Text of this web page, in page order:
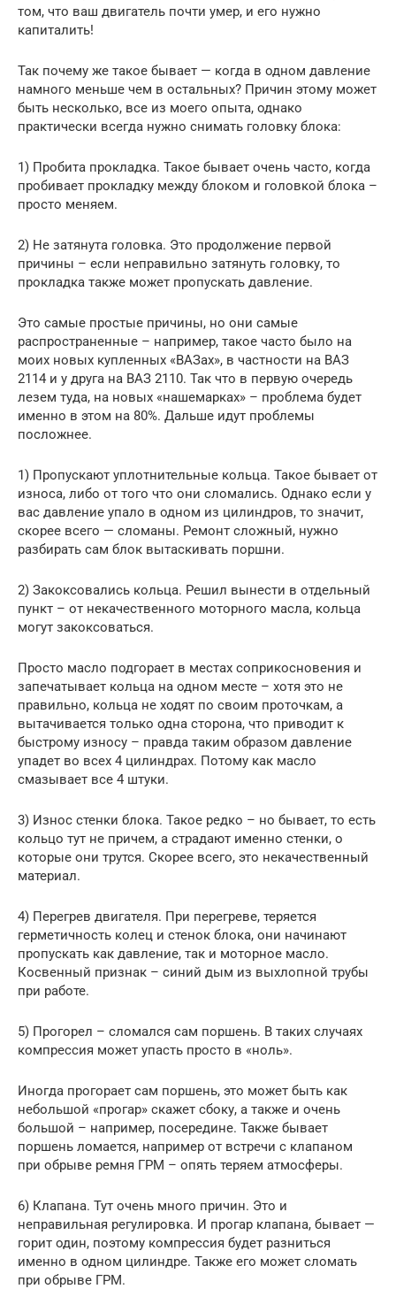
том, что ваш двигатель почти умер, и его нужно
капиталить!
Так почему же такое бывает — когда в одном давление
намного меньше чем в остальных? Причин этому может
быть несколько, все из моего опыта, однако
практически всегда нужно снимать головку блока:
1) Пробита прокладка. Такое бывает очень часто, когда
пробивает прокладку между блоком и головкой блока –
просто меняем.
2) Не затянута головка. Это продолжение первой
причины – если неправильно затянуть головку, то
прокладка также может пропускать давление.
Это самые простые причины, но они самые
распространенные – например, такое часто было на
моих новых купленных «ВАЗах», в частности на ВАЗ
2114 и у друга на ВАЗ 2110. Так что в первую очередь
лезем туда, на новых «нашемарках» – проблема будет
именно в этом на 80%. Дальше идут проблемы
посложнее.
1) Пропускают уплотнительные кольца. Такое бывает от
износа, либо от того что они сломались. Однако если у
вас давление упало в одном из цилиндров, то значит,
скорее всего — сломаны. Ремонт сложный, нужно
разбирать сам блок вытаскивать поршни.
2) Закоксовались кольца. Решил вынести в отдельный
пункт – от некачественного моторного масла, кольца
могут закоксоваться.
Просто масло подгорает в местах соприкосновения и
запечатывает кольца на одном месте – хотя это не
правильно, кольца не ходят по своим проточкам, а
вытачивается только одна сторона, что приводит к
быстрому износу – правда таким образом давление
упадет во всех 4 цилиндрах. Потому как масло
смазывает все 4 штуки.
3) Износ стенки блока. Такое редко – но бывает, то есть
кольцо тут не причем, а страдают именно стенки, о
которые они трутся. Скорее всего, это некачественный
материал.
4) Перегрев двигателя. При перегреве, теряется
герметичность колец и стенок блока, они начинают
пропускать как давление, так и моторное масло.
Косвенный признак – синий дым из выхлопной трубы
при работе.
5) Прогорел – сломался сам поршень. В таких случаях
компрессия может упасть просто в «ноль».
Иногда прогорает сам поршень, это может быть как
небольшой «прогар» скажет сбоку, а также и очень
большой – например, посередине. Также бывает
поршень ломается, например от встречи с клапаном
при обрыве ремня ГРМ – опять теряем атмосферы.
6) Клапана. Тут очень много причин. Это и
неправильная регулировка. И прогар клапана, бывает —
горит один, поэтому компрессия будет разниться
именно в одном цилиндре. Также его может сломать
при обрыве ГРМ.